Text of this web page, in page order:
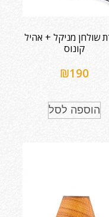
שולחן מניקל + אהיל
קונוס
₪190
הוספה לסל